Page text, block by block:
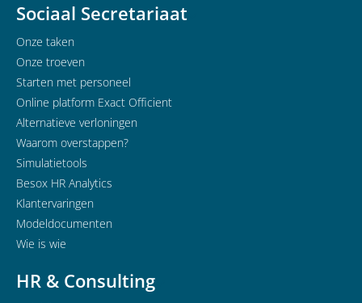
Sociaal Secretariaat
Onze taken
Onze troeven
Starten met personeel
Online platform Exact Officient
Alternatieve verloningen
Waarom overstappen?
Simulatietools
Besox HR Analytics
Klantervaringen
Modeldocumenten
Wie is wie
HR & Consulting